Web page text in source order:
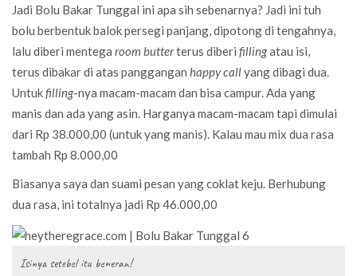
Jadi Bolu Bakar Tunggal ini apa sih sebenarnya? Jadi ini tuh
bolu berbentuk balok persegi panjang, dipotong di tengahnya,
lalu diberi mentega room butterterus diberi fillingatau isi,
terus dibakar di atas panggangan happy callyang dibagi dua.
Untukfilling-nya macam-macam dan bisa campur. Ada yang
manis dan ada yang asin. Harganya macam-macam tapi dimulai
dari Rp 38.000,00 (untuk yang manis). Kalau mau mix dua rasa
tambah Rp 8.000,00
Biasanya saya dan suami pesan yang coklat keju. Berhubung
dua rasa, ini totalnya jadi Rp 46.000,00
Isinya setebel itu beneran!